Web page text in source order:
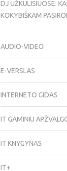
DJ UŽKULISIUOSE:
KOKYBIŠKAM
AUDIO-VIDEO
E-VERSLAS
INTERNETO GIDAS
IT GAMINIU
IT KNYGYNAS
IT+